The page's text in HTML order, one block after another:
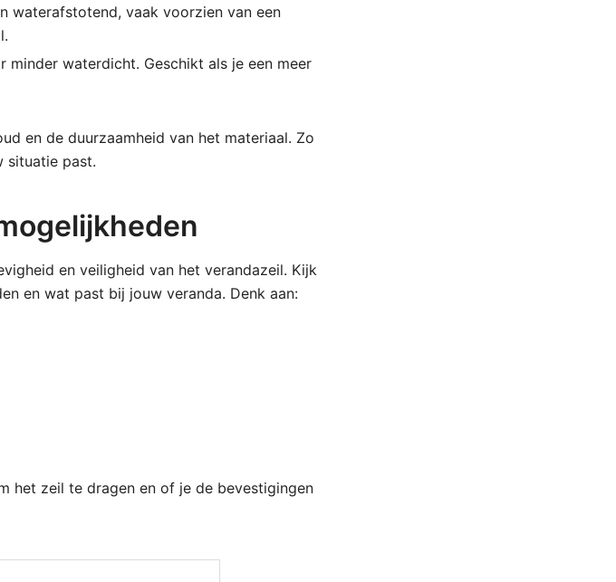
waterafstotend, vaak voorzien van een
minder waterdicht. Geschikt als je een meer
en de duurzaamheid van het materiaal. Zo
situatie past.
en veiligheid van het verandazeil. Kijk
en wat past bij jouw veranda. Denk aan:
het zeil te dragen en of je de bevestigingen